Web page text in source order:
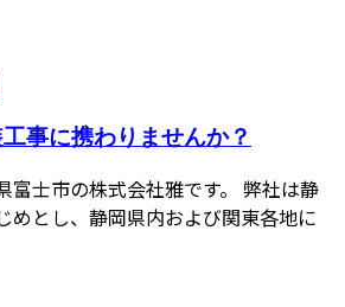
工事に携わりませんか？
士市の株式会社雅です。 弊社は静
めとし、静岡県内および関東各地に